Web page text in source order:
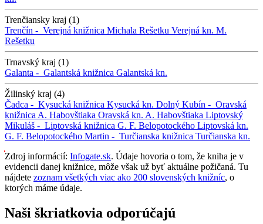
Trenčiansky kraj (1)
Trenčín - Verejná knižnica Michala Rešetku Verejná kn. M.
Rešetku
Trnavský kraj (1)
Galanta - Galantská knižnica Galantská kn.
Žilinský kraj (4)
Čadca - Kysucká knižnica Kysucká kn. Dolný Kubín - Oravská
knižnica A. Habovštiaka Oravská kn. A. Habovštiaka Liptovský
Mikuláš - Liptovská knižnica G. F. Belopotockého Liptovská kn.
G. F. Belopotockého Martin - Turčianska knižnica Turčianska kn.
Zdroj informácií: Infogate.sk. Údaje hovoria o tom, že kniha je v
evidencii danej knižnice, môže však už byť aktuálne požičaná. Tu
nájdete zoznam všetkých viac ako 200 slovenských knižníc, o
ktorých máme údaje.
Naši škriatkovia odporúčajú